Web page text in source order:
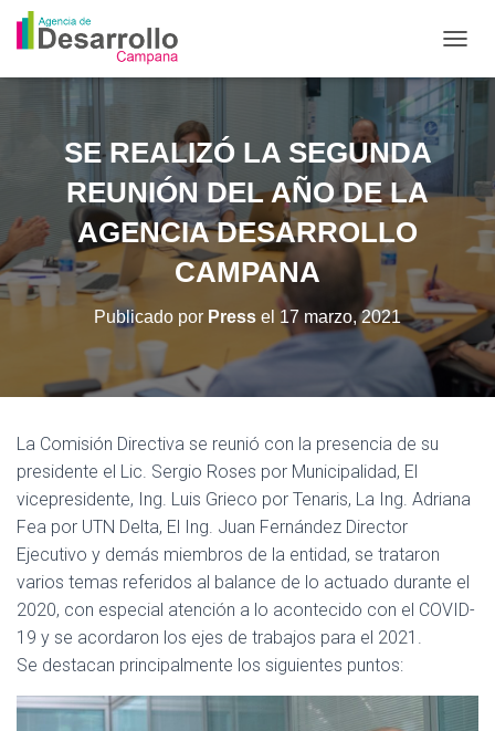
A
M
E
N
A
V
Ó
SE REALIZÓ LA SEGUNDA
REUNIÓN DEL AÑO DE LA
AGENCIA DESARROLLO
CAMPANA
Publicado por Press el 17 marzo, 2021
La Comisión Directiva se reunió con la presencia de su
presidente el Lic. Sergio Roses por Municipalidad, El
vicepresidente, Ing. Luis Grieco por Tenaris, La Ing. Adriana
Fea por UTN Delta, El Ing. Juan Fernández Director
Ejecutivo y demás miembros de la entidad, se trataron
varios temas referidos al balance de lo actuado durante el
2020, con especial atención a lo acontecido con el COVID-
19 y se acordaron los ejes de trabajos para el 2021.
Se destacan principalmente los siguientes puntos: